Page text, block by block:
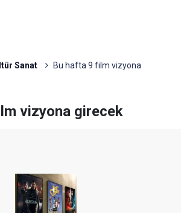
Sanat
Bu hafta 9 film vizyona
vizyona girecek